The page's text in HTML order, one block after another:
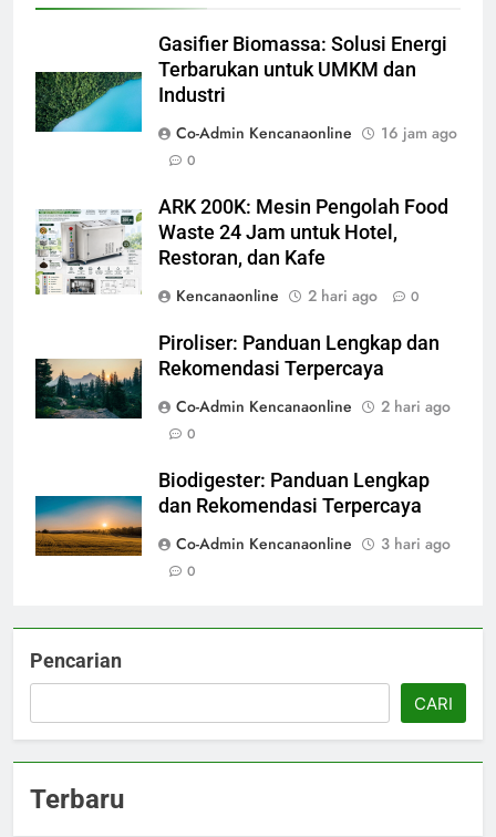
Gasifier Biomassa: Solusi Energi
Terbarukan untuk UMKM dan
Industri
Co-Admin Kencanaonline
16 jam ago
0
ARK 200K: Mesin Pengolah Food
Waste 24 Jam untuk Hotel,
Restoran, dan Kafe
Kencanaonline
2 hari ago 0
Piroliser: Panduan Lengkap dan
Rekomendasi Terpercaya
Co-Admin Kencanaonline
2 hari ago
0
Biodigester: Panduan Lengkap
dan Rekomendasi Terpercaya
Co-Admin Kencanaonline
3 hari ago
0
Pencarian
CARI
Terbaru